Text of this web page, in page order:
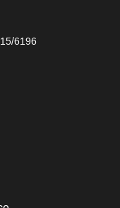
6196